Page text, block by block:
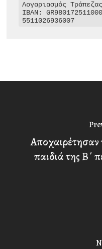
Λογαριασμός
IBAN:
5511026936007
παιδιά της Β΄